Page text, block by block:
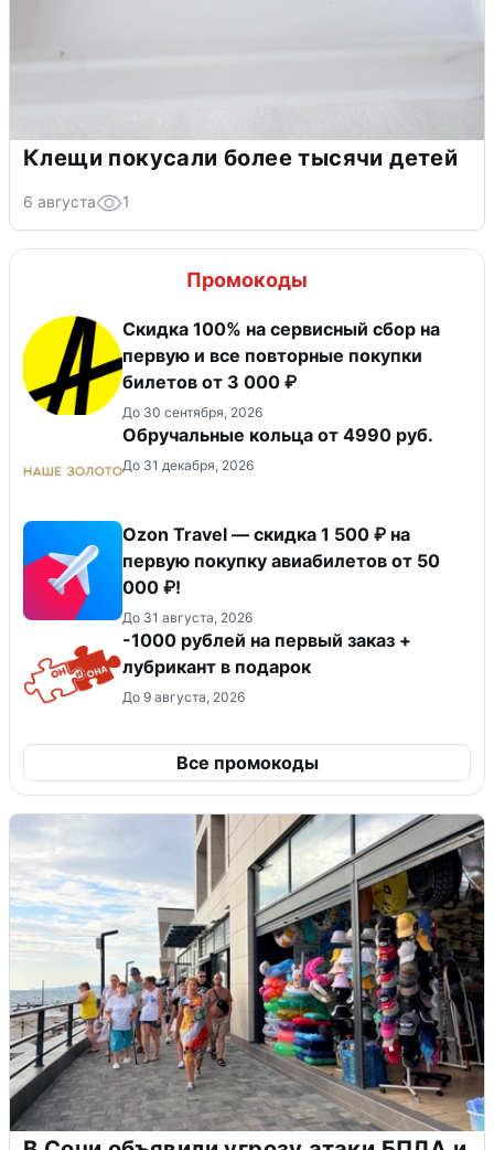
Клещи покусали более тысячи детей
6 августа 1
Промокоды
Скидка 100% на сервисный сбор на
первую и все повторные покупки
билетов от 3 000 ₽
До 30 сентября, 2026
Обручальные кольца от 4990 руб.
До 31 декабря, 2026
Ozon Travel — скидка 1 500 ₽ на
первую покупку авиабилетов от 50
000 ₽!
До 31 августа, 2026
-1000 рублей на первый заказ +
лубрикант в подарок
До 9 августа, 2026
Все промокоды